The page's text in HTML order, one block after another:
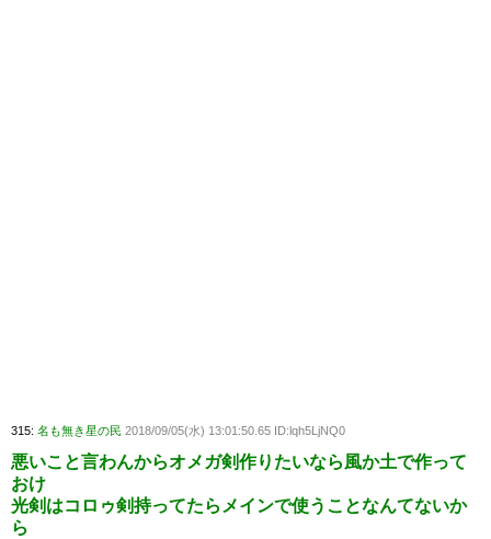
315: 名も無き星の民 2018/09/05(水) 13:01:50.65 ID:lqh5LjNQ0
悪いこと言わんからオメガ剣作りたいなら風か土で作って
おけ
光剣はコロゥ剣持ってたらメインで使うことなんてないか
ら